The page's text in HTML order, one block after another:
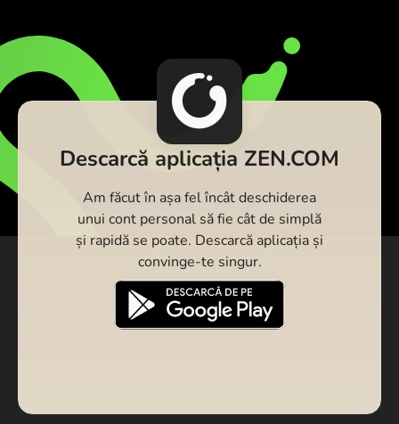
Descarcă aplicația ZEN.COM
Am făcut în așa fel încât deschiderea
unui cont personal să fie cât de simplă
și rapidă se poate. Descarcă aplicația și
convinge-te singur.